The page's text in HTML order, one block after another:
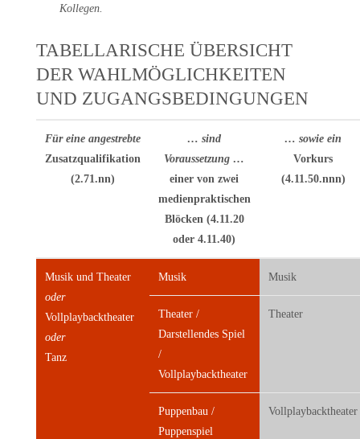
Kollegen.
TABELLARISCHE ÜBERSICHT
DER WAHLMÖGLICHKEITEN
UND ZUGANGSBEDINGUNGEN
Für eine angestrebte
Zusatzqualifikation
(2.71.nn)
… sind
Voraussetzung …
einer von zwei
medienpraktischen
Blöcken (4.11.20
oder 4.11.40)
… sowie ein
Vorkurs
(4.11.50.nnn)
Musik und Theater
oder
Vollplaybacktheater
oder
Tanz
Musik Musik
Theater /
Darstellendes Spiel
/
Vollplaybacktheater
Theater
Puppenbau /
Puppenspiel
Vollplaybacktheater